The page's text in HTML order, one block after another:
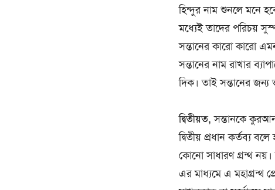
হিন্দুর নাম শুনলে মনে
মধ্যেই তাদের পরিচয়
সন্তানের কারো কারো
সন্তানের নাম রাখার
দিক। তাই সন্তানের জন্য
দ্বিতীয়ত, সন্তানকে কুরআন
দ্বিতীয় প্রধান কর্তব্য
কোনো সাধারণ গ্রন্থ
এর মাধ্যমে এ মহাগ্রন্থ